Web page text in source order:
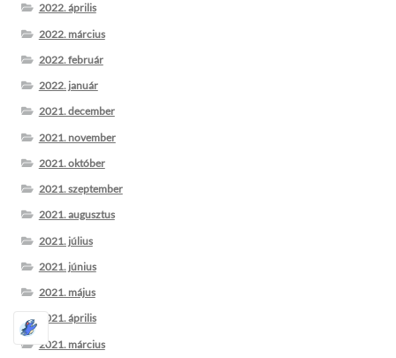
2022. április
2022. március
2022. február
2022. január
2021. december
2021. november
2021. október
2021. szeptember
2021. augusztus
2021. július
2021. június
2021. május
2021. április
2021. március